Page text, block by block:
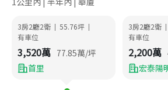
3房2廳2衛 | 55.76坪 |
有車位
3,520萬 77.85萬/坪
首里
3房2廳2衛 |
有車位
2,200萬
宏泰陽